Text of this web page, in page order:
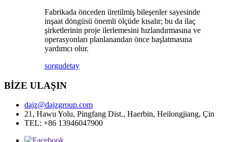
Fabrikada önceden üretilmiş bileşenler sayesinde
inşaat döngüsü önemli ölçüde kısalır; bu da ilaç
şirketlerinin proje ilerlemesini hızlandırmasına ve
operasyonları planlanandan önce başlatmasına
yardımcı olur.
sorgudetay
BİZE ULAŞIN
dajz@dajzgroup.com
21, Hawu Yolu, Pingfang Dist., Haerbin, Heilongjiang, Çin
TEL: +86 13946047900